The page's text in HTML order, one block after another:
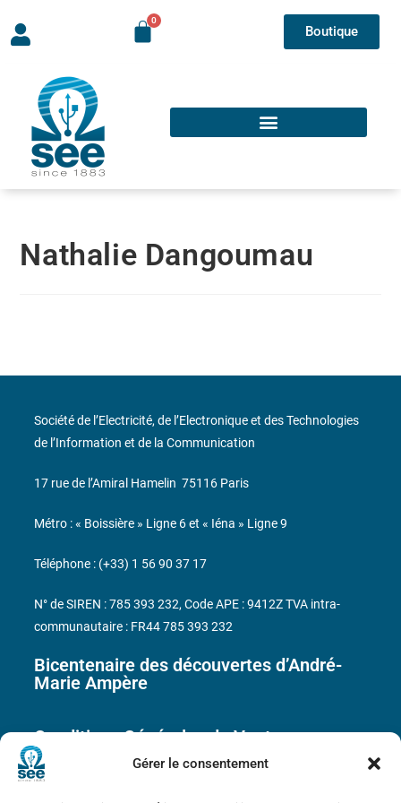
Gérer le consentement
Boutique
Nathalie Dangoumau
Bicentenaire des découvertes d’André-
Marie Ampère
Conditions Générales de Vente
Société de l’Electricité, de l’Electronique et des Technologies
de l’Information et de la Communication
17 rue de l’Amiral Hamelin 75116 Paris
Métro : « Boissière » Ligne 6 et « Iéna » Ligne 9
Téléphone : (+33) 1 56 90 37 17
N° de SIREN : 785 393 232, Code APE : 9412Z TVA intra-
communautaire : FR44 785 393 232